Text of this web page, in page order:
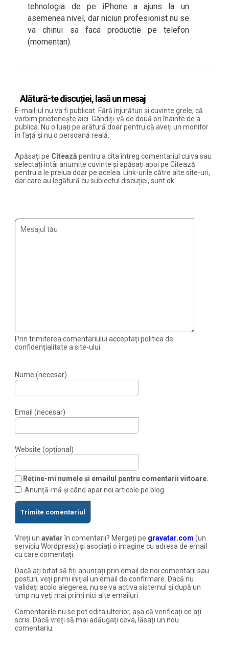
tehnologia de pe iPhone a ajuns la un
asemenea nivel, dar niciun profesionist nu se
va chinui sa faca productie pe telefon
(momentan).
Alătură-te discuției, lasă un mesaj
E-mail-ul nu va fi publicat. Fără înjurături și cuvinte grele, că
vorbim prietenește aici. Gândiți-vă de două ori înainte de a
publica. Nu o luați pe arătură doar pentru că aveți un monitor
în față și nu o persoană reală.
Apăsați pe Citează pentru a cita întreg comentariul cuiva sau
selectați întâi anumite cuvinte și apăsați apoi pe Citează
pentru a le prelua doar pe acelea. Link-urile către alte site-uri,
dar care au legătură cu subiectul discuției, sunt ok.
Prin trimiterea comentariului acceptați politica de
confidențialitate a site-ului.
Nume (necesar)
Email (necesar)
Website (opțional)
Reține-mi numele și emailul pentru comentarii viitoare.
Anunță-mă și când apar noi articole pe blog.
Vreți unavatarîn comentarii? Mergeți pe gravatar.com (un
serviciu Wordpress) și asociați o imagine cu adresa de email
cu care comentați.
Dacă ați bifat să fiți anunțați prin email de noi comentarii sau
posturi, veți primi inițial un email de confirmare. Dacă nu
validați acolo alegerea, nu se va activa sistemul și după un
timp nu veți mai primi nici alte emailuri
Comentariile nu se pot edita ulterior, așa că verificați ce ați
scris. Dacă vreți să mai adăugați ceva, lăsați un nou
comentariu.